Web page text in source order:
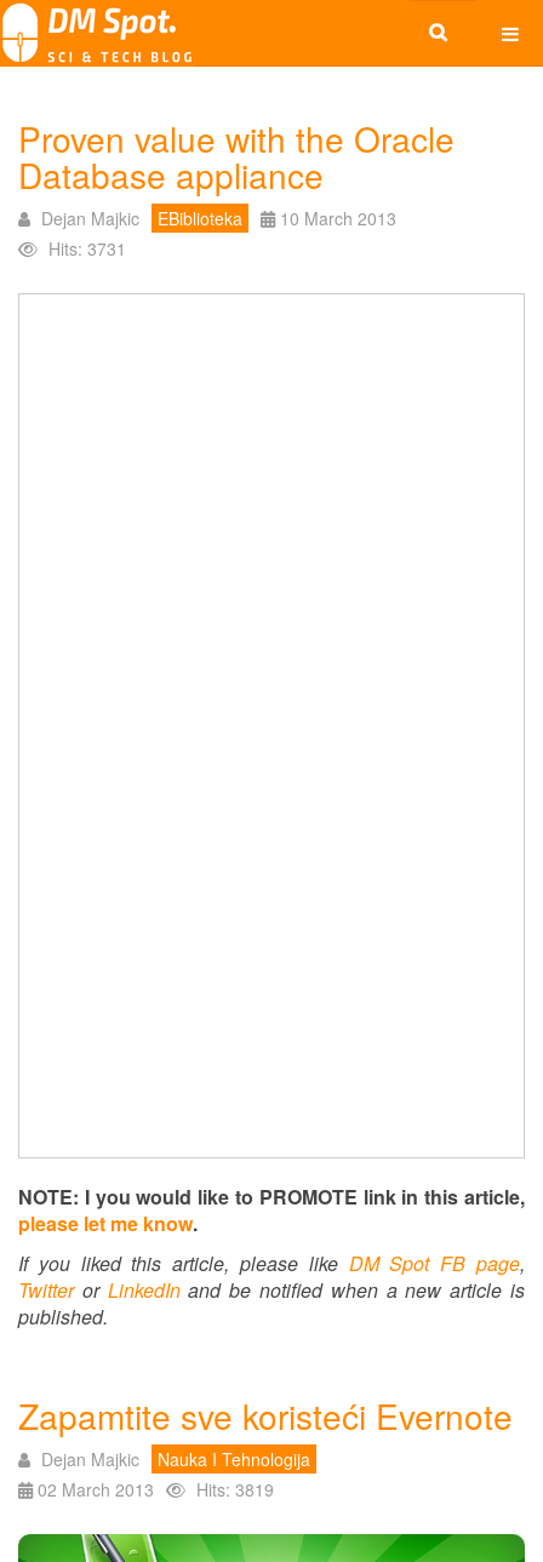
Proven value with the Oracle
Database appliance
Dejan Majkic EBiblioteka
10 March 2013
Hits: 3731
NOTE: I you would like to PROMOTE link in this article,
please let me know.
If you liked this article, please like DM Spot FB page,
Twitter or LinkedInand be notified when a new article is
published.
Zapamtite sve koristeći Evernote
Dejan Majkic
Nauka I Tehnologija
02 March 2013
Hits: 3819